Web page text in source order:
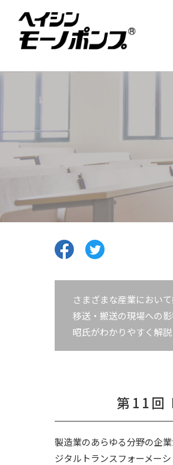
さまざまな産業におい
移送・搬送の現場への
昭氏がわかりやすく解説
第11回
製造業のあらゆる分野の企
ジタルトランスフォーメー